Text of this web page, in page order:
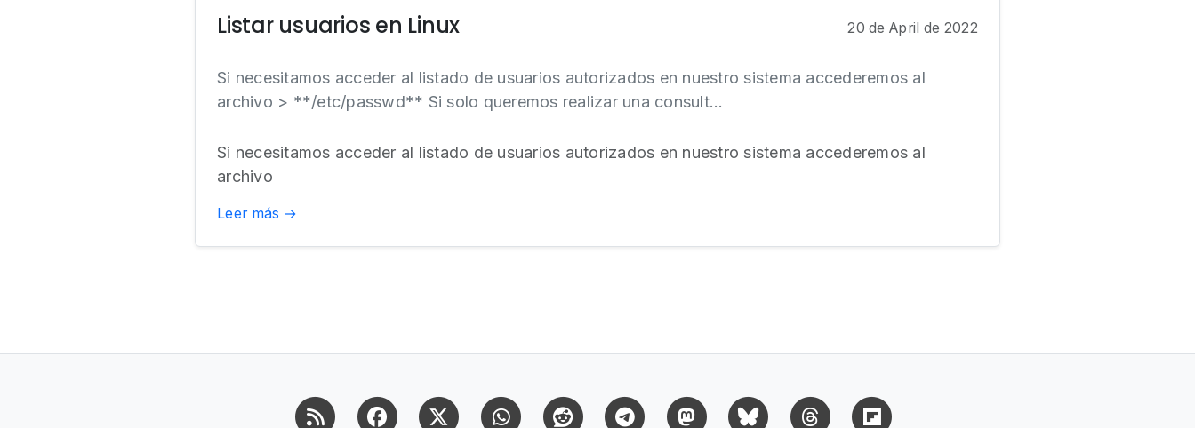
Listar usuarios en Linux 20 de April de 2022
Si necesitamos acceder al listado de usuarios autorizados en nuestro sistema accederemos al
archivo > **/etc/passwd** Si solo queremos realizar una consult...
Si necesitamos acceder al listado de usuarios autorizados en nuestro sistema accederemos al
archivo
Leer más →
RSS FacebookX (Twitter)WhatsappReddit Telegram MastodonBluesky Threads